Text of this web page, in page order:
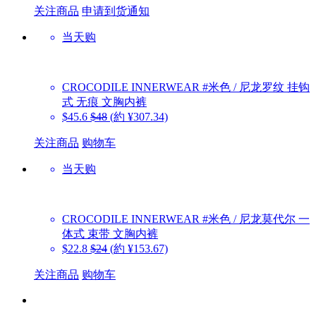
关注商品 申请到货通知
当天购
CROCODILE INNERWEAR #米色 / 尼龙罗纹 挂钩
式 无痕 文胸内裤
$45.6 $48 (約 ¥307.34)
关注商品 购物车
当天购
CROCODILE INNERWEAR #米色 / 尼龙莫代尔 一
体式 束带 文胸内裤
$22.8 $24 (約 ¥153.67)
关注商品 购物车